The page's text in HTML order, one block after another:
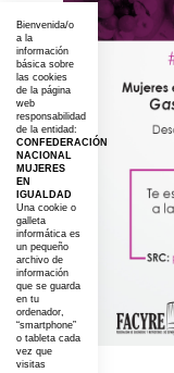
Bienvenida/o
a la
información
básica sobre
las cookies
de la página
web
responsabilidad
de la entidad:
CONFEDERACIÓN
NACIONAL
MUJERES
EN
IGUALDAD
Una cookie o
galleta
informática es
un pequeño
archivo de
información
que se guarda
en tu
ordenador,
“smartphone”
o tableta cada
vez que
visitas